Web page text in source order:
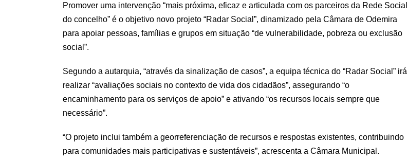
Promover uma intervenção “mais próxima, eficaz e articulada com os parceiros da Rede Social
do concelho” é o objetivo novo projeto “Radar Social”, dinamizado pela Câmara de Odemira
para apoiar pessoas, famílias e grupos em situação “de vulnerabilidade, pobreza ou exclusão
social”.
Segundo a autarquia, “através da sinalização de casos”, a equipa técnica do “Radar Social” irá
realizar “avaliações sociais no contexto de vida dos cidadãos”, assegurando “o
encaminhamento para os serviços de apoio” e ativando “os recursos locais sempre que
necessário”.
“O projeto inclui também a georreferenciação de recursos e respostas existentes, contribuindo
para comunidades mais participativas e sustentáveis”, acrescenta a Câmara Municipal.